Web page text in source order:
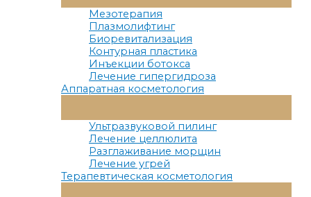
Меню
Мезотерапия
Плазмолифтинг
Биоревитализация
Контурная пластика
Инъекции ботокса
Лечение гипергидроза
Аппаратная косметология
Меню
Ультразвуковой пилинг
Лечение целлюлита
Разглаживание морщин
Лечение угрей
Терапевтическая косметология